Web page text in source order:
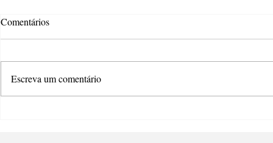
Comentários
Escreva um comentário